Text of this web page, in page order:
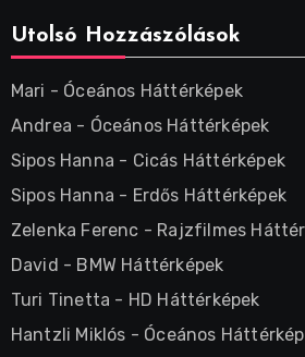
Utolsó Hozzászólások
Mari - Óceános Háttérképek
Andrea - Óceános Háttérképek
Sipos Hanna - Cicás Háttérképek
Sipos Hanna - Erdős Háttérképek
Zelenka Ferenc - Rajzfilmes
David - BMW Háttérképek
Turi Tinetta - HD Háttérképek
Hantzli Miklós - Óceános